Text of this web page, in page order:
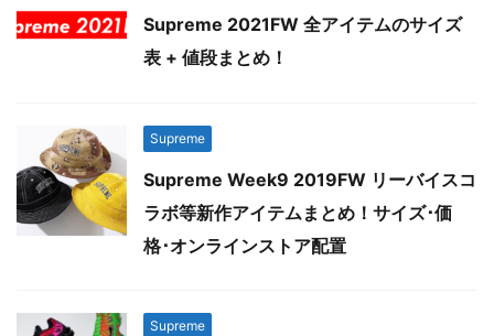
Supreme 2021FW 全アイテムのサイズ
表 + 値段まとめ！
Supreme
Supreme Week9 2019FW リーバイスコ
ラボ等新作アイテムまとめ！サイズ･価
格･オンラインストア配置
Supreme